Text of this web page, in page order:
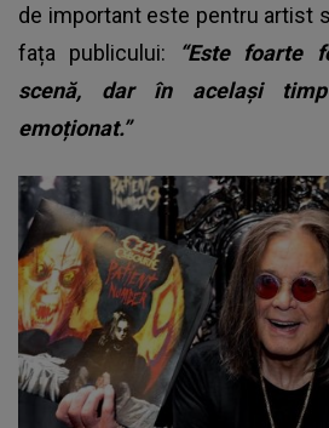
de important este pentru artist
fața publicului:
“Este foarte
scenă, dar în același
emoționat.”